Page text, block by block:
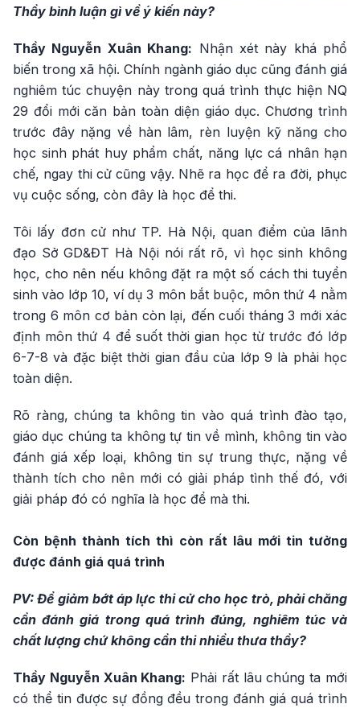
Thầy bình luận gì về ý kiến này?
Thầy Nguyễn Xuân Khang: Nhận xét này khá phổ
biến trong xã hội. Chính ngành giáo dục cũng đánh giá
nghiêm túc chuyện này trong quá trình thực hiện NQ
29 đổi mới căn bản toàn diện giáo dục. Chương trình
trước đây nặng về hàn lâm, rèn luyện kỹ năng cho
học sinh phát huy phẩm chất, năng lực cá nhân hạn
chế, ngay thi cử cũng vậy. Nhẽ ra học để ra đời, phục
vụ cuộc sống, còn đây là học để thi.
Tôi lấy đơn cử như TP. Hà Nội, quan điểm của lãnh
đạo Sở GD&ĐT Hà Nội nói rất rõ, vì học sinh không
học, cho nên nếu không đặt ra một số cách thi tuyển
sinh vào lớp 10, ví dụ 3 môn bắt buộc, môn thứ 4 nằm
trong 6 môn cơ bản còn lại, đến cuối tháng 3 mới xác
định môn thứ 4 để suốt thời gian học từ trước đó lớp
6-7-8 và đặc biệt thời gian đầu của lớp 9 là phải học
toàn diện.
Rõ ràng, chúng ta không tin vào quá trình đào tạo,
giáo dục chúng ta không tự tin về mình, không tin vào
đánh giá xếp loại, không tin sự trung thực, nặng về
thành tích cho nên mới có giải pháp tình thế đó, với
giải pháp đó có nghĩa là học để mà thi.
Còn bệnh thành tích thì còn rất lâu mới tin tưởng
được đánh giá quá trình
PV: Để giảm bớt áp lực thi cử cho học trò, phải chăng
cần đánh giá trong quá trình đúng, nghiêm túc và
chất lượng chứ không cần thi nhiều thưa thầy?
Thầy Nguyễn Xuân Khang: Phải rất lâu chúng ta mới
có thể tin được sự đồng đều trong đánh giá quá trình